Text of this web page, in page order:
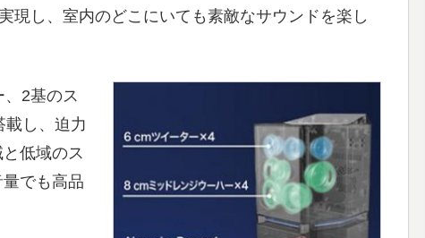
現し、室内のどこにいても素敵なサウンドを楽し
2基のス
載し、迫力
低域のス
でも高品